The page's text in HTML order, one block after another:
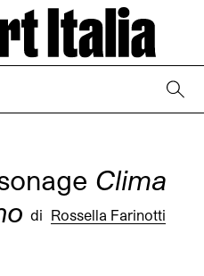
Clima
di Rossella Farinotti